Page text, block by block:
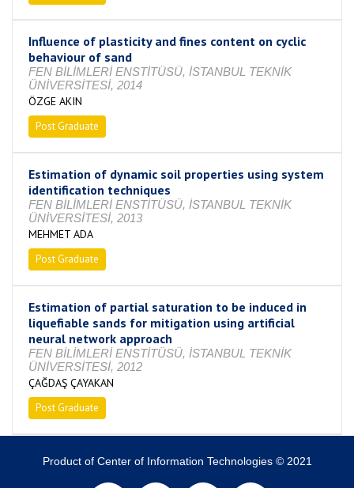
Influence of plasticity and fines content on cyclic
behaviour of sand
FEN BİLİMLERİ ENSTİTÜSÜ, İSTANBUL TEKNİK
ÜNİVERSİTESİ, 2014
ÖZGE AKIN
Post Graduate
Estimation of dynamic soil properties using system
identification techniques
FEN BİLİMLERİ ENSTİTÜSÜ, İSTANBUL TEKNİK
ÜNİVERSİTESİ, 2013
MEHMET ADA
Post Graduate
Estimation of partial saturation to be induced in
liquefiable sands for mitigation using artificial
neural network approach
FEN BİLİMLERİ ENSTİTÜSÜ, İSTANBUL TEKNİK
ÜNİVERSİTESİ, 2012
ÇAĞDAŞ ÇAYAKAN
Post Graduate
Product of Center of Information Technologies © 2021